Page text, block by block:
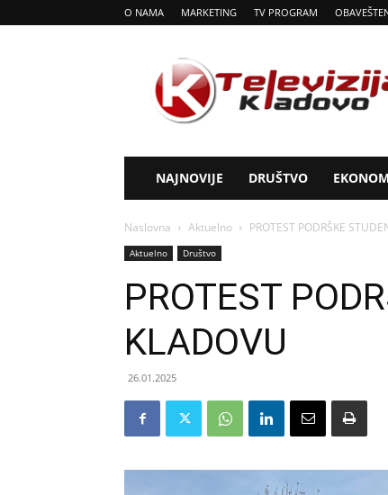
O NAMA MARKETING TV PROGRAM
Tv
Kladovo
NAJNOVIJE DRUŠTVO
Naslovna Aktuelno PROTEST PODRŠKE
Aktuelno Društvo
PROTEST
KLADOVU
26.01.2025